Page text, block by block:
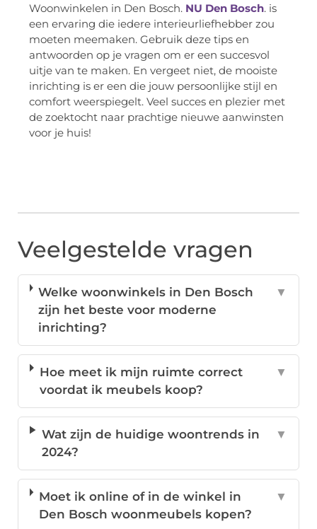
Woonwinkelen in Den Bosch. NU Den Bosch. is
een ervaring die iedere interieurliefhebber zou
moeten meemaken. Gebruik deze tips en
antwoorden op je vragen om er een succesvol
uitje van te maken. En vergeet niet, de mooiste
inrichting is er een die jouw persoonlijke stijl en
comfort weerspiegelt. Veel succes en plezier met
de zoektocht naar prachtige nieuwe aanwinsten
voor je huis!
Veelgestelde vragen
Welke woonwinkels in Den Bosch
zijn het beste voor moderne
inrichting?
▼
Hoe meet ik mijn ruimte correct
voordat ik meubels koop?
▼
Wat zijn de huidige woontrends in
2024?
▼
Moet ik online of in de winkel in
Den Bosch woonmeubels kopen?
▼